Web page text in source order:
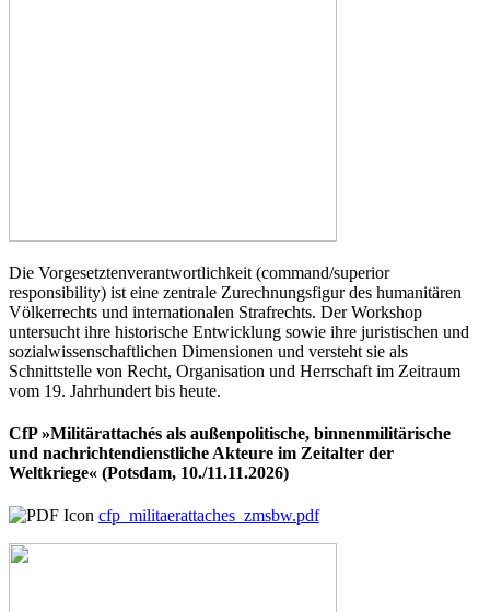
Die Vorgesetztenverantwortlichkeit (command/superior
responsibility) ist eine zentrale Zurechnungsfigur des humanitären
Völkerrechts und internationalen Strafrechts. Der Workshop
untersucht ihre historische Entwicklung sowie ihre juristischen und
sozialwissenschaftlichen Dimensionen und versteht sie als
Schnittstelle von Recht, Organisation und Herrschaft im Zeitraum
vom 19. Jahrhundert bis heute.
CfP »Militärattachés als außenpolitische, binnenmilitärische
und nachrichtendienstliche Akteure im Zeitalter der
Weltkriege« (Potsdam, 10./11.11.2026)
cfp_militaerattaches_zmsbw.pdf